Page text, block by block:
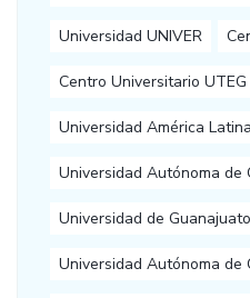
Universidad UNIVER
Centro Universitario UTEG
Universidad América Latina
Universidad Autónoma de
Universidad de Guanajuato
Universidad Autónoma de